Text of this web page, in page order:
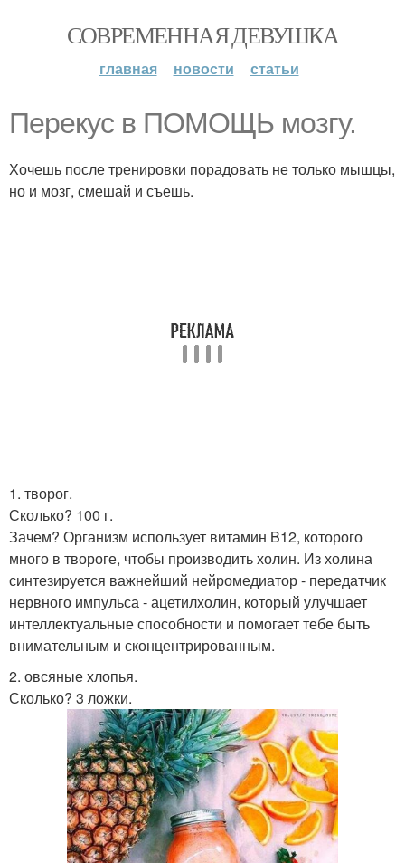
СОВРЕМЕННАЯ ДЕВУШКА
главная новости статьи
Перекус в ПОМОЩЬ мозгу.
Хочешь после тренировки порадовать не только мышцы,
но и мозг, смешай и съешь.
1. творог.
Сколько? 100 г.
Зачем? Организм использует витамин B12, которого
много в твороге, чтобы производить холин. Из холина
синтезируется важнейший нейромедиатор - передатчик
нервного импульса - ацетилхолин, который улучшает
интеллектуальные способности и помогает тебе быть
внимательным и сконцентрированным.
2. овсяные хлопья.
Сколько? 3 ложки.